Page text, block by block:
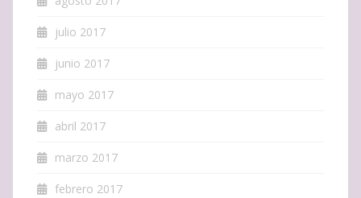
julio 2017
junio 2017
mayo 2017
abril 2017
marzo 2017
febrero 2017